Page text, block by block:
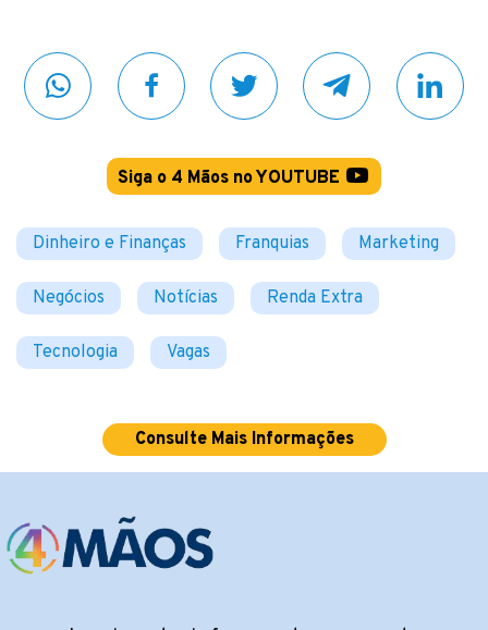
Siga o 4 Mãos no YOUTUBE
Dinheiro e Finanças Franquias Marketing
Negócios Notícias Renda Extra
Tecnologia Vagas
Consulte Mais Informações